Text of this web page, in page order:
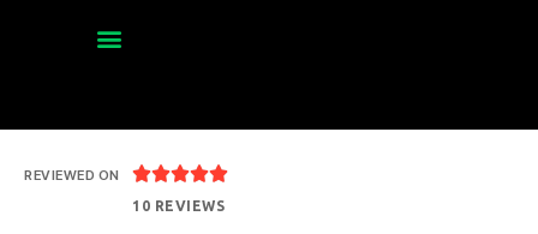
REVIEWED ON 
10 REVIEWS